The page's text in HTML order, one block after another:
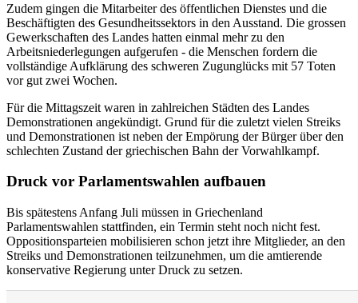
Zudem gingen die Mitarbeiter des öffentlichen Dienstes und die
Beschäftigten des Gesundheitssektors in den Ausstand. Die grossen
Gewerkschaften des Landes hatten einmal mehr zu den
Arbeitsniederlegungen aufgerufen - die Menschen fordern die
vollständige Aufklärung des schweren Zugunglücks mit 57 Toten
vor gut zwei Wochen.
Für die Mittagszeit waren in zahlreichen Städten des Landes
Demonstrationen angekündigt. Grund für die zuletzt vielen Streiks
und Demonstrationen ist neben der Empörung der Bürger über den
schlechten Zustand der griechischen Bahn der Vorwahlkampf.
Druck vor Parlamentswahlen aufbauen
Bis spätestens Anfang Juli müssen in Griechenland
Parlamentswahlen stattfinden, ein Termin steht noch nicht fest.
Oppositionsparteien mobilisieren schon jetzt ihre Mitglieder, an den
Streiks und Demonstrationen teilzunehmen, um die amtierende
konservative Regierung unter Druck zu setzen.